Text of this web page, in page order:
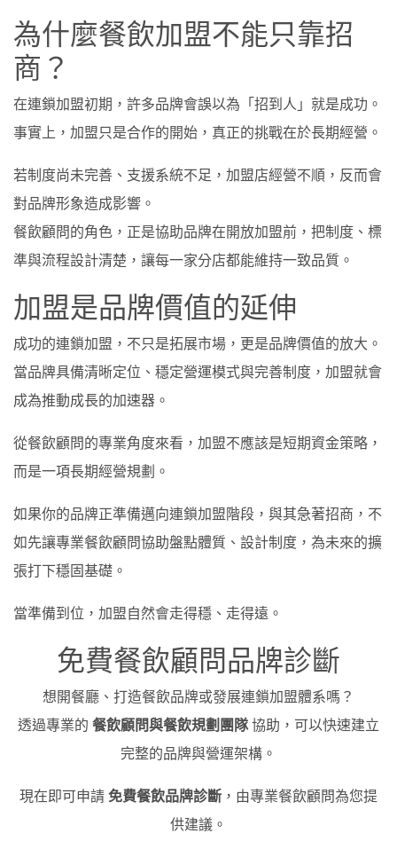
為什麼餐飲加盟不能只靠招
商？
在連鎖加盟初期，許多品牌會誤以為「招到人」就是成功。
事實上，加盟只是合作的開始，真正的挑戰在於長期經營。
若制度尚未完善、支援系統不足，加盟店經營不順，反而會
對品牌形象造成影響。
餐飲顧問的角色，正是協助品牌在開放加盟前，把制度、標
準與流程設計清楚，讓每一家分店都能維持一致品質。
加盟是品牌價值的延伸
成功的連鎖加盟，不只是拓展市場，更是品牌價值的放大。
當品牌具備清晰定位、穩定營運模式與完善制度，加盟就會
成為推動成長的加速器。
從餐飲顧問的專業角度來看，加盟不應該是短期資金策略，
而是一項長期經營規劃。
如果你的品牌正準備邁向連鎖加盟階段，與其急著招商，不
如先讓專業餐飲顧問協助盤點體質、設計制度，為未來的擴
張打下穩固基礎。
當準備到位，加盟自然會走得穩、走得遠。
免費餐飲顧問品牌診斷
想開餐廳、打造餐飲品牌或發展連鎖加盟體系嗎？
透過專業的 餐飲顧問與餐飲規劃團隊協助，可以快速建立
完整的品牌與營運架構。
現在即可申請免費餐飲品牌診斷 ，由專業餐飲顧問為您提
供建議。